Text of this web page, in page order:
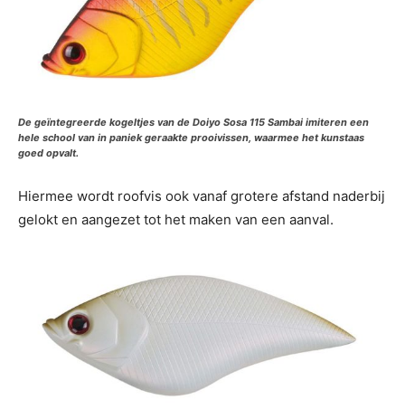
De geïntegreerde kogeltjes van de Doiyo Sosa 115 Sambai imiteren een
hele school van in paniek geraakte prooivissen, waarmee het kunstaas
goed opvalt.
Hiermee wordt roofvis ook vanaf grotere afstand naderbij
gelokt en aangezet tot het maken van een aanval.